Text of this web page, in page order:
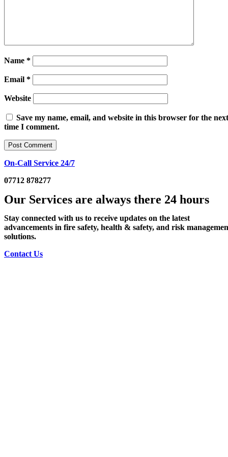
Name *
Email *
Website
Save my name, email, and website in this browser for the next
time I comment.
On-Call Service 24/7
07712 878277
Our Services are always there 24 hours
Stay connected with us to receive updates on the latest
advancements in fire safety, health & safety, and risk
solutions.
Contact Us